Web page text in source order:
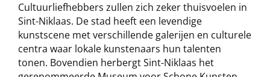
Cultuurliefhebbers zullen zich zeker thuisvoelen in
Sint-Niklaas. De stad heeft een levendige
kunstscene met verschillende galerijen en culturele
centra waar lokale kunstenaars hun talenten
tonen. Bovendien herbergt Sint-Niklaas het